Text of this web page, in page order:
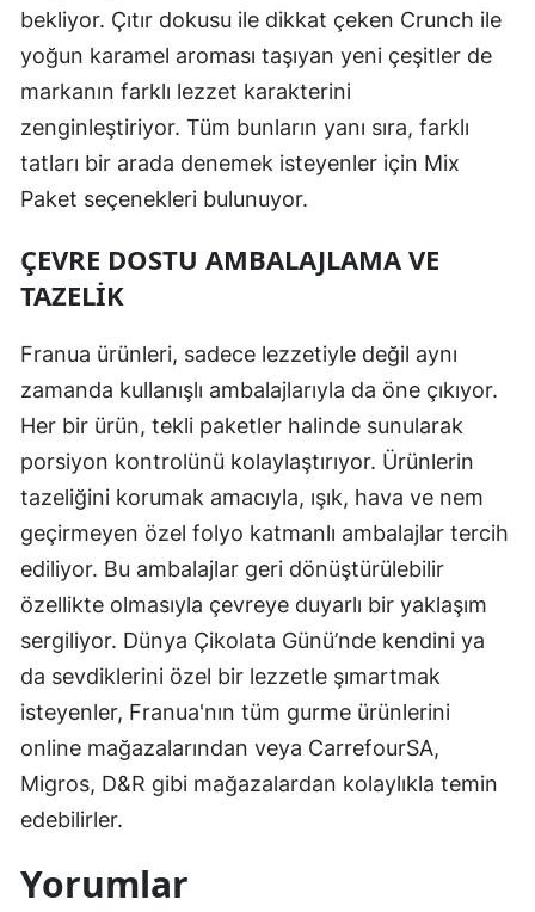
bekliyor. Çıtır dokusu ile dikkat çeken Crunch ile
yoğun karamel aroması taşıyan yeni çeşitler de
markanın farklı lezzet karakterini
zenginleştiriyor. Tüm bunların yanı sıra, farklı
tatları bir arada denemek isteyenler için Mix
Paket seçenekleri bulunuyor.
ÇEVRE DOSTU AMBALAJLAMA VE
TAZELIK
Franua ürünleri, sadece lezzetiyle değil aynı
zamanda kullanışlı ambalajlarıyla da öne çıkıyor.
Her bir ürün, tekli paketler halinde sunularak
porsiyon kontrolünü kolaylaştırıyor. Ürünlerin
tazeliğini korumak amacıyla, ışık, hava ve nem
geçirmeyen özel folyo katmanlı ambalajlar tercih
ediliyor. Bu ambalajlar geri dönüştürülebilir
özellikte olmasıyla çevreye duyarlı bir yaklaşım
sergiliyor. Dünya Çikolata Günü’nde kendini ya
da sevdiklerini özel bir lezzetle şımartmak
isteyenler, Franua'nın tüm gurme ürünlerini
online mağazalarından veya CarrefourSA,
Migros, D&R gibi mağazalardan kolaylıkla temin
edebilirler.
Yorumlar